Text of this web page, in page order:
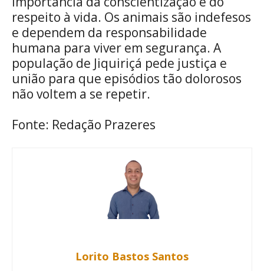
respeito à vida. Os animais são indefesos
e dependem da responsabilidade
humana para viver em segurança. A
população de Jiquiriçá pede justiça e
união para que episódios tão dolorosos
não voltem a se repetir.
Fonte: Redação Prazeres
Lorito Bastos Santos